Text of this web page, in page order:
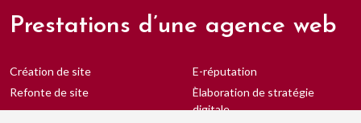
Prestations d’une agence web
Création de site
Refonte de site
SEO
E-réputation
Èlaboration de stratégie
digitale